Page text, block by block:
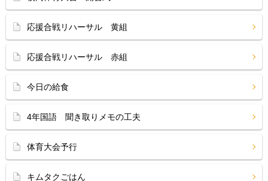
応援合戦リハーサル 黄組
応援合戦リハーサル 赤組
今日の給食
4年国語 聞き取りメモの工夫
体育大会予行
キムタクごはん